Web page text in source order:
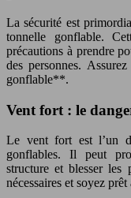
La sécurité est
tonnelle gonflable.
précautions à prendre
des personnes.
gonflable**.
Vent fort : le
Le vent fort est l’un
gonflables. Il peut
structure et blesser les
nécessaires et soyez